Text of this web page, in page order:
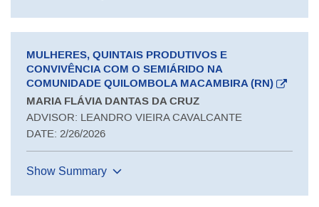
MULHERES, QUINTAIS PRODUTIVOS E
CONVIVÊNCIA COM O SEMIÁRIDO NA
COMUNIDADE QUILOMBOLA MACAMBIRA (RN)
MARIA FLÁVIA DANTAS DA CRUZ
ADVISOR: LEANDRO VIEIRA CAVALCANTE
DATE: 2/26/2026
Show Summary